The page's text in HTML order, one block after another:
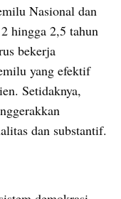
Nasional dan
hingga 2,5 tahun
bekerja
yang efektif
Setidaknya,
dan substantif.